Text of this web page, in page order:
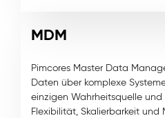
MDM
Pimcores Master Data
Daten über komplexe
einzigen Wahrheitsquelle
Flexibilität, Skalierbarkeit